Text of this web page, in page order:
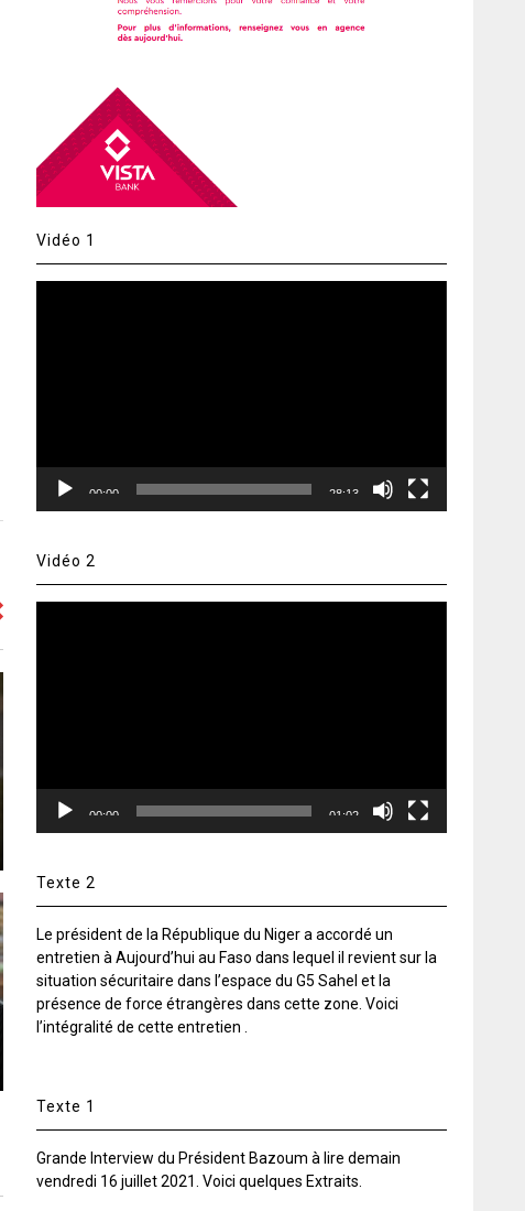
Vidéo 1
00:00 28:13
Vidéo 2
00:00 01:02
Texte 2
Le président de la République du Niger a accordé un
entretien à Aujourd’hui au Faso dans lequel il revient sur la
situation sécuritaire dans l’espace du G5 Sahel et la
présence de force étrangères dans cette zone. Voici
l’intégralité de cette entretien .
Texte 1
Grande Interview du Président Bazoum à lire demain
vendredi 16 juillet 2021. Voici quelques Extraits.